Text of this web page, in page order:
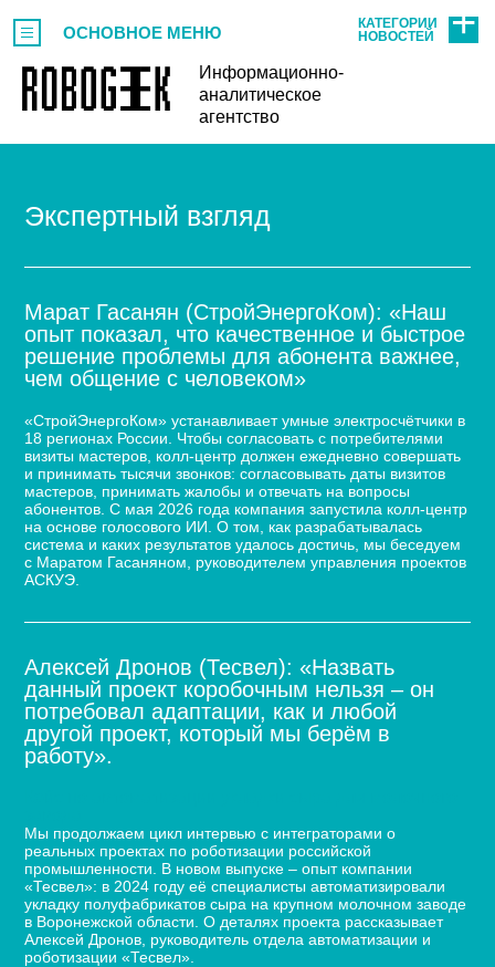
Информационно-
аналитическое
агентство
ОСНОВНОЕ МЕНЮ
КАТЕГОРИИ
НОВОСТЕЙ
Экспертный взгляд
Марат Гасанян (СтройЭнергоКом): «Наш
опыт показал, что качественное и быстрое
решение проблемы для абонента важнее,
чем общение с человеком»
«СтройЭнергоКом» устанавливает умные электросчётчики в
18 регионах России. Чтобы согласовать с потребителями
визиты мастеров, колл-центр должен ежедневно совершать
и принимать тысячи звонков: согласовывать даты визитов
мастеров, принимать жалобы и отвечать на вопросы
абонентов. С мая 2026 года компания запустила колл-центр
на основе голосового ИИ. О том, как разрабатывалась
система и каких результатов удалось достичь, мы беседуем
с Маратом Гасаняном, руководителем управления проектов
АСКУЭ.
Алексей Дронов (Тесвел): «Назвать
данный проект коробочным нельзя – он
потребовал адаптации, как и любой
другой проект, который мы берём в
работу».
Мы продолжаем цикл интервью с интеграторами о
реальных проектах по роботизации российской
промышленности. В новом выпуске – опыт компании
«Тесвел»: в 2024 году её специалисты автоматизировали
укладку полуфабрикатов сыра на крупном молочном заводе
в Воронежской области. О деталях проекта рассказывает
Алексей Дронов, руководитель отдела автоматизации и
роботизации «Тесвел».